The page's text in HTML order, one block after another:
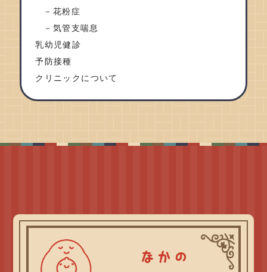
花粉症
気管支喘息
乳幼児健診
予防接種
クリニックについて